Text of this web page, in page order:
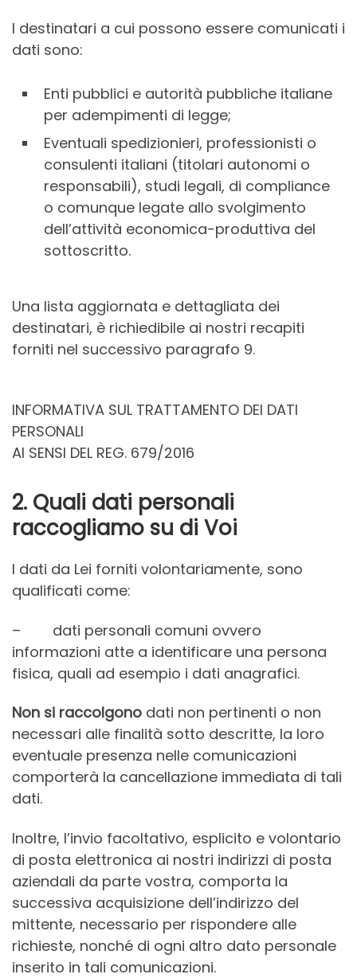
I destinatari a cui possono essere comunicati i
dati sono:
Enti pubblici e autorità pubbliche italiane
per adempimenti di legge;
Eventuali spedizionieri, professionisti o
consulenti italiani (titolari autonomi o
responsabili), studi legali, di compliance
o comunque legate allo svolgimento
dell’attività economica-produttiva del
sottoscritto.
Una lista aggiornata e dettagliata dei
destinatari, è richiedibile ai nostri recapiti
forniti nel successivo paragrafo 9.
INFORMATIVA SUL TRATTAMENTO DEI DATI
PERSONALI
AI SENSI DEL REG. 679/2016
2. Quali dati personali
raccogliamo su di Voi
I dati da Lei forniti volontariamente, sono
qualificati come:
– dati personali comuni ovvero
informazioni atte a identificare una persona
fisica, quali ad esempio i dati anagrafici.
Non si raccolgono dati non pertinenti o non
necessari alle finalità sotto descritte, la loro
eventuale presenza nelle comunicazioni
comporterà la cancellazione immediata di tali
dati.
Inoltre, l’invio facoltativo, esplicito e volontario
di posta elettronica ai nostri indirizzi di posta
aziendali da parte vostra, comporta la
successiva acquisizione dell’indirizzo del
mittente, necessario per rispondere alle
richieste, nonché di ogni altro dato personale
inserito in tali comunicazioni.